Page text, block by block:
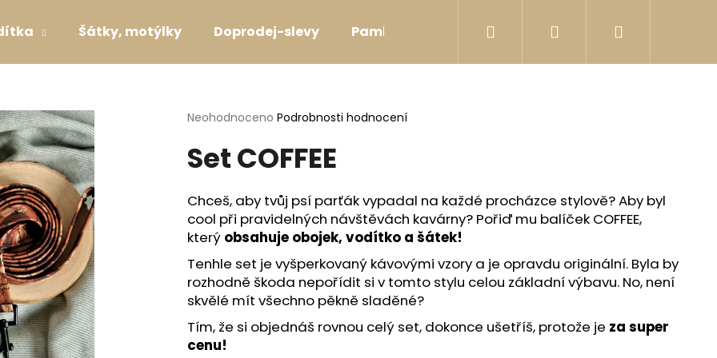
Šátky, motýlky Doprodej-slevy Pamlsky Postroje HračkyPřihlášení
Průměrné
produktu
je
z
5
hvězdiček.
Neohodnoceno Podrobnosti hodnocení
Set COFFEE
Chceš, aby tvůj psí parťák vypadal na každé procházce stylově? Aby byl
cool při pravidelných návštěvách kavárny? Pořiď mu balíček COFFEE,
který obsahuje obojek, vodítko a šátek!
Tenhle set je vyšperkovaný kávovými vzory a je opravdu originální. Byla by
rozhodně škoda nepořídit si v tomto stylu celou základní výbavu. No, není
skvělé mít všechno pěkně sladěné?
Tím, že si objednáš rovnou celý set, dokonce ušetříš, protože je za super
cenu!
HLEDAT
Doporučujeme
OBOJEK S KYTIČKAMI WHITE